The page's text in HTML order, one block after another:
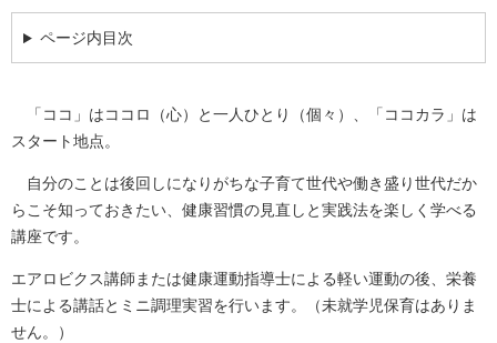
ページ内目次
「ココ」はココロ（心）と一人ひとり（個々）、「ココカラ」は
スタート地点。
自分のことは後回しになりがちな子育て世代や働き盛り世代だか
らこそ知っておきたい、健康習慣の見直しと実践法を楽しく学べる
講座です。
エアロビクス講師または健康運動指導士による軽い運動の後、栄養
士による講話とミニ調理実習を行います。（未就学児保育はありま
せん。）